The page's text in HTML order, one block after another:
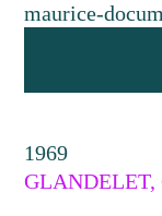
maurice-
1969
GLANDELET,